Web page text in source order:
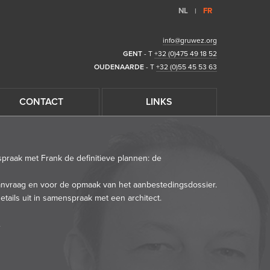
NL | FR
info@gruwez.org
GENT - T +32 (0)475 49 18 52
OUDENAARDE - T +32 (0)55 45 53 63
CONTACT LINKS
met Frank de definitieve plannen: de
en voor de opmaak van het aanbestedingsdossier.
uit in samenspraak met een architect.